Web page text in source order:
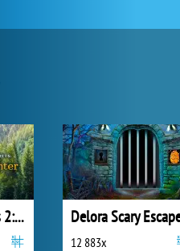
Icebound Secrets 2: Soul Hunter
12 883x